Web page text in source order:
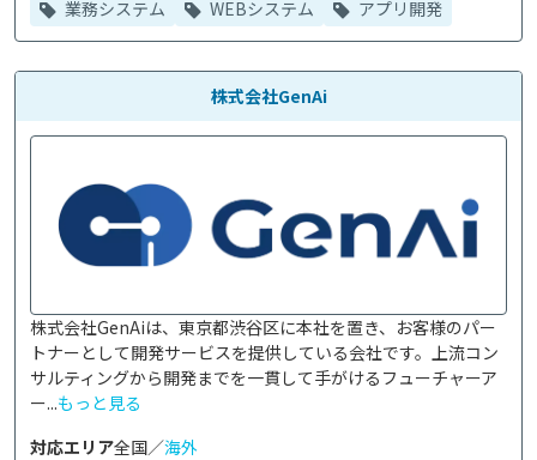
業務システム WEBシステム アプリ開発
株式会社GenAi
株式会社GenAiは、東京都渋谷区に本社を置き、お客様のパー
トナーとして開発サービスを提供している会社です。上流コン
サルティングから開発までを一貫して手がけるフューチャーア
ー...もっと見る
対応エリア全国／海外